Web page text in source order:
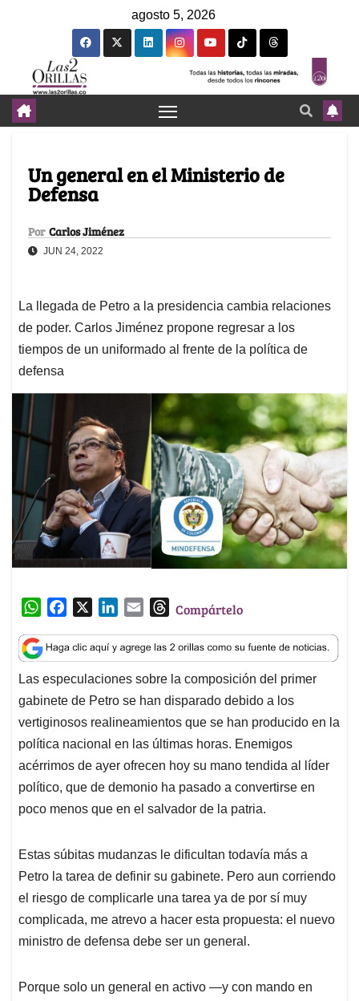
agosto 5, 2026
Un general en el Ministerio de
Defensa
Por Carlos Jiménez
JUN 24, 2022
La llegada de Petro a la presidencia cambia relaciones
de poder. Carlos Jiménez propone regresar a los
tiempos de un uniformado al frente de la política de
defensa
W
a
t
s
A
p
p
c
e
b
o
o
k
n
k
e
d
I
n
a
i
l
T
r
e
a
d
s
Compártelo
Las especulaciones sobre la composición del primer
gabinete de Petro se han disparado debido a los
vertiginosos realineamientos que se han producido en la
política nacional en las últimas horas. Enemigos
acérrimos de ayer ofrecen hoy su mano tendida al líder
político, que de demonio ha pasado a convertirse en
poco menos que en el salvador de la patria.
Estas súbitas mudanzas le dificultan todavía más a
Petro la tarea de definir su gabinete. Pero aun corriendo
el riesgo de complicarle una tarea ya de por sí muy
complicada, me atrevo a hacer esta propuesta: el nuevo
ministro de defensa debe ser un general.
Porque solo un general en activo —y con mando en